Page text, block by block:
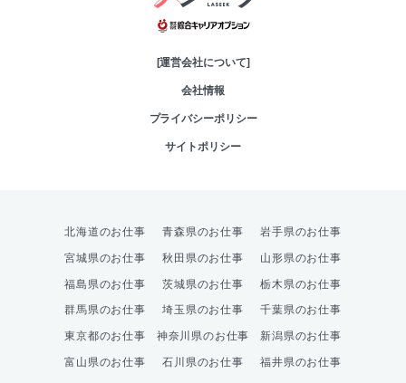
[運営会社について]
会社情報
プライバシーポリシー
サイトポリシー
北海道のお仕事 青森県のお仕事 岩手県のお仕事
宮城県のお仕事 秋田県のお仕事 山形県のお仕事
福島県のお仕事 茨城県のお仕事 栃木県のお仕事
群馬県のお仕事 埼玉県のお仕事 千葉県のお仕事
東京都のお仕事 神奈川県のお仕事 新潟県のお仕事
富山県のお仕事 石川県のお仕事 福井県のお仕事